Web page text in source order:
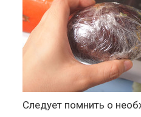
Следует помнить о